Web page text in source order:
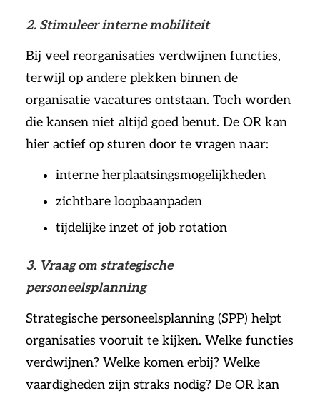
2. Stimuleer interne mobiliteit
Bij veel reorganisaties verdwijnen functies,
terwijl op andere plekken binnen de
organisatie vacatures ontstaan. Toch worden
die kansen niet altijd goed benut. De OR kan
hier actief op sturen door te vragen naar:
interne herplaatsingsmogelijkheden
zichtbare loopbaanpaden
tijdelijke inzet of job rotation
3. Vraag om strategische
personeelsplanning
Strategische personeelsplanning (SPP) helpt
organisaties vooruit te kijken. Welke functies
verdwijnen? Welke komen erbij? Welke
vaardigheden zijn straks nodig? De OR kan